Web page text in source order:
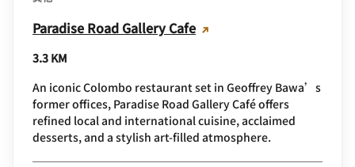
Paradise Road Gallery Cafe
3.3 KM
An iconic Colombo restaurant set in Geoffrey Bawa’s
former offices, Paradise Road Gallery Café offers
refined local and international cuisine, acclaimed
desserts, and a stylish art‑filled atmosphere.